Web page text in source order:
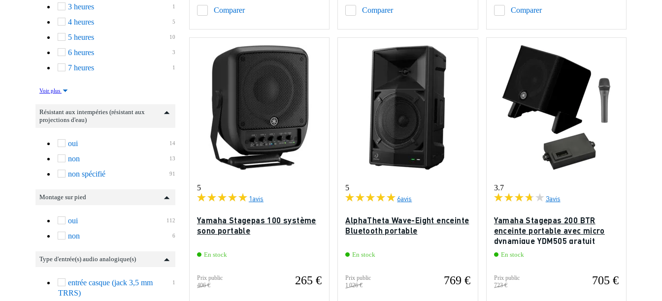
1
3 heures
5
4 heures
10
5 heures
3
6 heures
1
7 heures
Voir plus
Résistant aux intempéries (résistant aux
projections d'eau)
14
oui
13
non
91
non spécifié
Montage sur pied
112
oui
6
non
Type d'entrée(s) audio analogique(s)
1
entrée casque (jack 3,5 mm
TRRS)
Comparer Comparer Comparer
5
1avis
Yamaha Stagepas 100 système
sono portable
En stock
Prix public
406 €
265 €
5
6avis
AlphaTheta Wave-Eight enceinte
Bluetooth portable
En stock
Prix public
1 026 €
769 €
3.7
3avis
Yamaha Stagepas 200 BTR
enceinte portable avec micro
dynamique YDM505 gratuit
En stock
Prix public
723 €
705 €